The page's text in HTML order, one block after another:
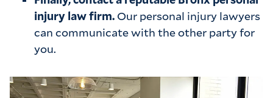
injury law firm. Our personal injury lawyers
can communicate with the other party for
you.